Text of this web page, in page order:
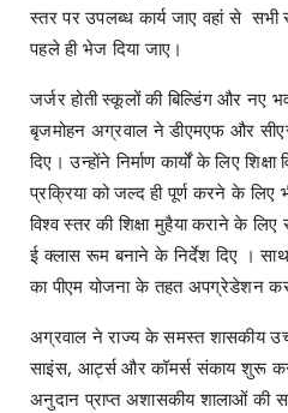
स्तर पर उपलब्ध कार्य जाए वहां से सभी
पहले ही भेज दिया जाए।
जर्जर होती स्कूलों की बिल्डिंग और नए
बृजमोहन अग्रवाल ने डीएमएफ और
दिए। उन्होंने निर्माण कार्यों के लिए
प्रक्रिया को जल्द ही पूर्ण करने के लिए
विश्व स्तर की शिक्षा मुहैया कराने के
ई क्लास रूम बनाने के निर्देश दिए । साथ
का पीएम योजना के तहत अपग्रेडेशन
अग्रवाल ने राज्य के समस्त शासकीय
साइंस, आर्ट्स और कॉमर्स संकाय शुरू
अनुदान प्राप्त अशासकीय शालाओं की